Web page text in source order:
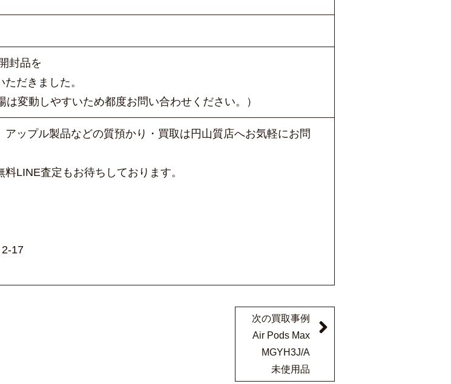
封品を
だきました。
は変動しやすいため都度お問い合わせください。）
アップル製品などの質預かり・買取は円山質店へお気軽にお問
LINE査定もお待ちしております。
17
次の買取事例
Air Pods Max
MGYH3J/A
未使用品